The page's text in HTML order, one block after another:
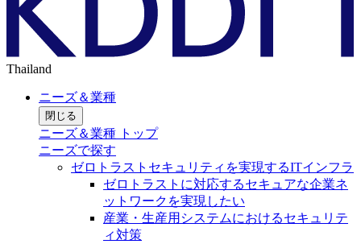
Thailand
ニーズ＆業種
閉じる
ニーズ＆業種 トップ
ニーズで探す
ゼロトラストセキュリティを実現するITインフラ
ゼロトラストに対応するセキュアな企業ネ
ットワークを実現したい
産業・生産用システムにおけるセキュリテ
ィ対策